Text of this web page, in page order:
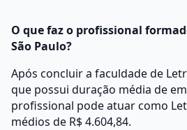
O que faz o profissional
São Paulo?
Após concluir a faculdade de
que possui duração média de
profissional pode atuar como
médios de R$ 4.604,84.